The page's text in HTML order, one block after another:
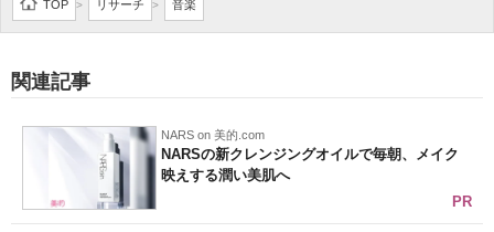
TOP > リサーチ > 音楽
関連記事
NARS on 美的.com
NARSの新クレンジングオイルで毎朝、メイク
映えする潤い美肌へ
PR